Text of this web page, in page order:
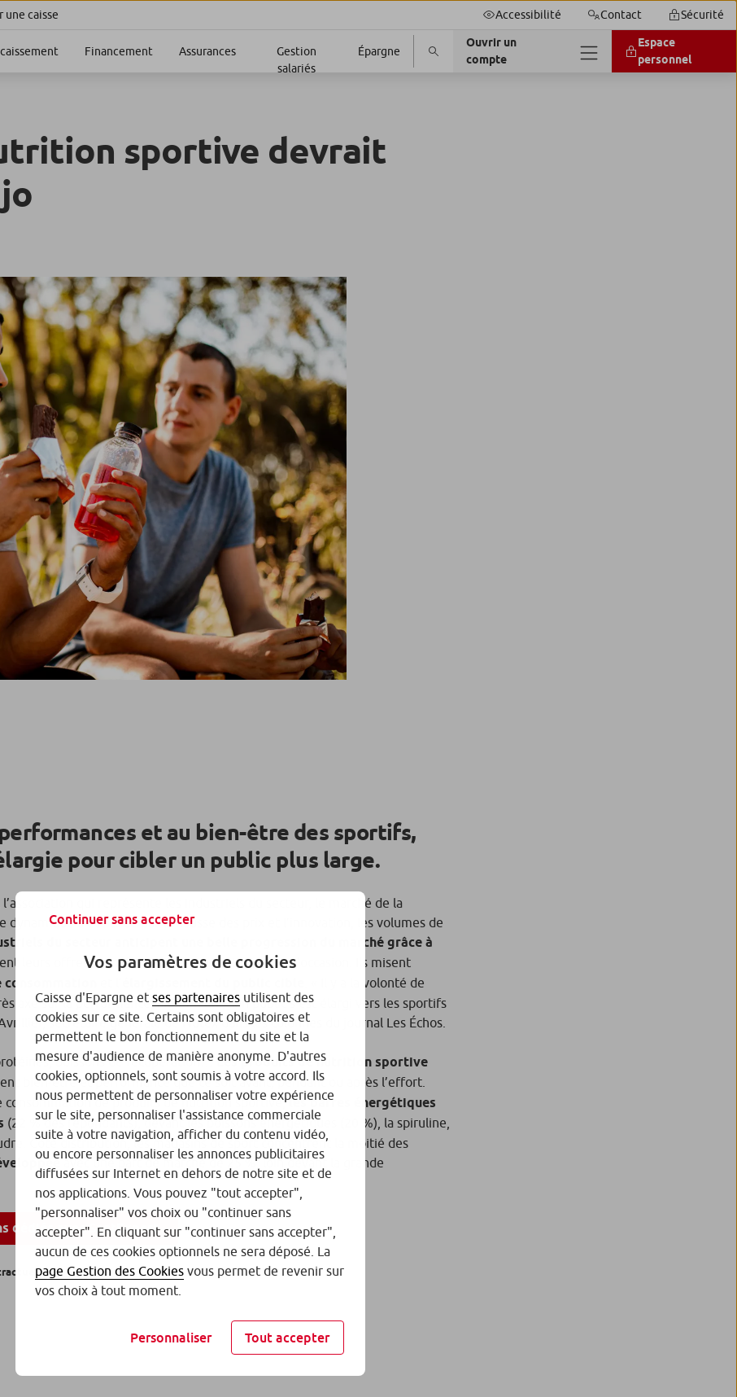
une caisse Accessibilité Contact Sécurité
Financement Assurances
Gestion
salariés
Épargne
Ouvrir un
compte
Espace
personnel
sportive devrait
et au bien-être des sportifs,
pour cibler un public plus large.
qui représente les industriels du secteur, le marché de la
a été tirée par la hausse des prix et l’innovation, les volumes de
du secteur anticipent une
belle progression du marché grâce à
leurs offres et multiplient les promotions pour l’occasion. Ils misent
Il y a la volonté de
axé sur la performance, aujourd’hui, son public s’est élargi vers les sportifs
secrétaire générale de Nutex dans les colonnes du journal Les Échos
boissons de récupération… Les produits de nutrition sportive
bien-être et performance que ce soit avant, pendant ou après l’effort.
consommation de produits de nutrition sportive,les barres énergétiques
(22 % des répondants), devant les boissons énergétiques (20 %), la spiruline,
Côté distribution, les magasins de sport concentrent la moitié des
avec une part de marché de 25 %, loin devant la grande
dédiés avec SantExpert
Continuer sans accepter
Vos paramètres de cookies
Caisse d'Epargne et ses partenaires utilisent des
cookies sur ce site. Certains sont obligatoires et
permettent le bon fonctionnement du site et la
mesure d'audience de manière anonyme. D'autres
cookies, optionnels, sont soumis à votre accord. Ils
nous permettent de personnaliser votre expérience
sur le site, personnaliser l'assistance commerciale
suite à votre navigation, afficher du contenu vidéo,
ou encore personnaliser les annonces publicitaires
diffusées sur Internet en dehors de notre site et de
nos applications. Vous pouvez "tout accepter",
"personnaliser" vos choix ou "continuer sans
accepter". En cliquant sur "continuer sans accepter",
aucun de ces cookies optionnels ne sera déposé. La
page Gestion des Cookies vous permet de revenir sur
vos choix à tout moment.
Personnaliser Tout accepter